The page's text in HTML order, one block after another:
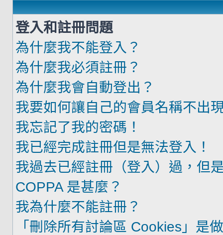
登入和註冊問題
為什麼我不能登入？
為什麼我必須註冊？
為什麼我會自動登出？
我要如何讓自己的會員名稱不出
我忘記了我的密碼！
我已經完成註冊但是無法登入！
我過去已經註冊（登入）過，但
COPPA 是甚麼？
我為什麼不能註冊？
「刪除所有討論區 Cookies」是